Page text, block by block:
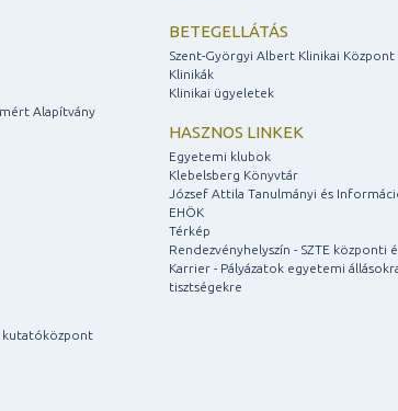
Alapítvány
kutatóközpont
BETEGELLÁTÁS
Szent-Györgyi Albert Klinikai Központ
Klinikák
Klinikai ügyeletek
HASZNOS LINKEK
Egyetemi klubok
Klebelsberg Könyvtár
József Attila Tanulmányi és
EHÖK
Térkép
Rendezvényhelyszín - SZTE központi
Karrier - Pályázatok egyetemi
tisztségekre